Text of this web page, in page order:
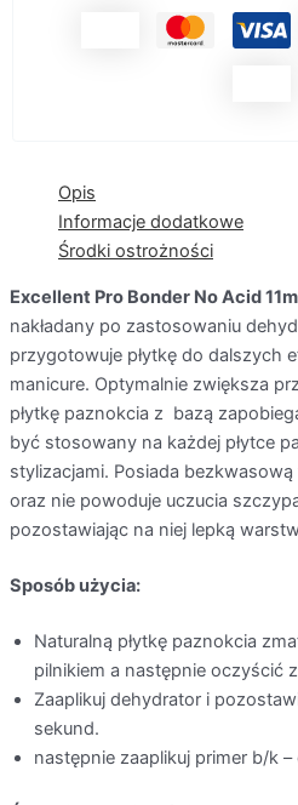
Opis
Informacje dodatkowe
Środki ostrożności
Excellent Pro Bonder No Acid
nakładany po zastosowaniu
przygotowuje płytkę do dalszych
manicure. Optymalnie zwiększa
płytkę paznokcia z bazą
być stosowany na każdej płytce
stylizacjami. Posiada
oraz nie powoduje uczucia
pozostawiając na niej lepką
Sposób użycia:
Naturalną płytkę paznokcia
pilnikiem a następnie oczyścić z
Zaaplikuj dehydrator i
sekund.
następnie zaaplikuj primer b/k